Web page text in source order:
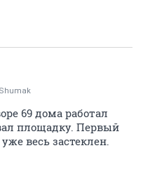
69 дома работал
площадку. Первый
весь застеклен.